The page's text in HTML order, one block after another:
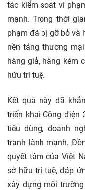
tác kiểm soát vi
mạnh. Trong thời
phạm đã bị gỡ bỏ và
nền tảng thương
hàng giả, hàng kém
hữu trí tuệ.
Kết quả này đã
triển khai Công điện
tiêu dùng, doanh
tranh lành mạnh.
quyết tâm của Việt
sở hữu trí tuệ, đáp
xây dựng môi